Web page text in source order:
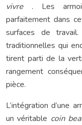
vivre. Les
parfaitement dans
surfaces de
traditionnelles qui
tirent parti de la
rangement
pièce.
L’intégration d’une
un véritable coin